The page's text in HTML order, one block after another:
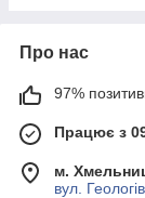
Про нас
97%
Працює з
м.
вул.